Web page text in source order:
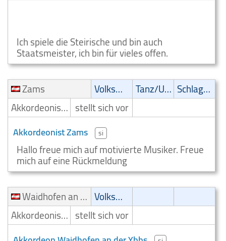
Ich spiele die Steirische und bin auch
Staatsmeister, ich bin für vieles offen.
Zams
Volksmusik Tanz/Unterhaltungsmusik
Schlager
Akkordeonist/Akkordeonspieler stellt sich vor
Akkordeonist Zams si
Hallo freue mich auf motivierte Musiker. Freue
mich auf eine Rückmeldung
Waidhofen an der Ybbs
Volksmusik
Akkordeonist/Akkordeonspieler stellt sich vor